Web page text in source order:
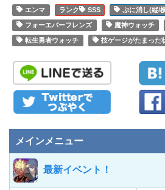
エンマ SSS ぷに消し(縦/
フォーエバーフレンズ 魔神ウォッチ
転生勇者ウォッチ 技ゲージがたまった
メインメニュー
最新イベント！